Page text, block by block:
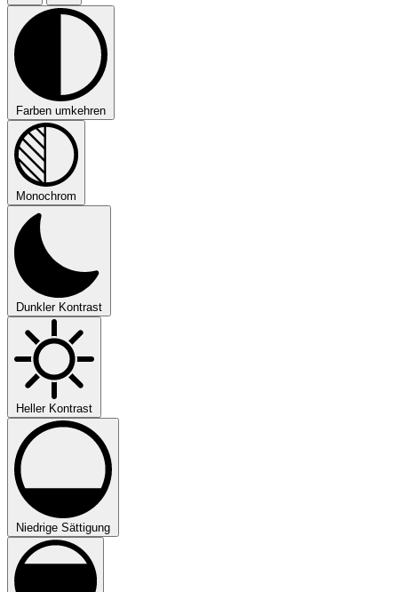
Farben umkehren
Monochrom
Dunkler Kontrast
Heller Kontrast
Niedrige Sättigung